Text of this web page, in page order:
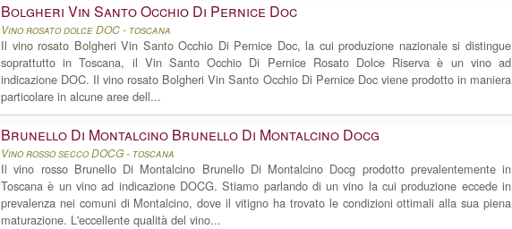
Bolgheri Vin Santo Occhio Di Pernice Doc
Vino rosato dolce DOC - toscana
Il vino rosato Bolgheri Vin Santo Occhio Di Pernice Doc, la cui produzione nazionale si distingue
soprattutto in Toscana, il Vin Santo Occhio Di Pernice Rosato Dolce Riserva è un vino ad
indicazione DOC. Il vino rosato Bolgheri Vin Santo Occhio Di Pernice Doc viene prodotto in maniera
particolare in alcune aree dell...
Brunello Di Montalcino Brunello Di Montalcino Docg
Vino rosso secco DOCG - toscana
Il vino rosso Brunello Di Montalcino Brunello Di Montalcino Docg prodotto prevalentemente in
Toscana è un vino ad indicazione DOCG. Stiamo parlando di un vino la cui produzione eccede in
prevalenza nei comuni di Montalcino, dove il vitigno ha trovato le condizioni ottimali alla sua piena
maturazione. L'eccellente qualità del vino...